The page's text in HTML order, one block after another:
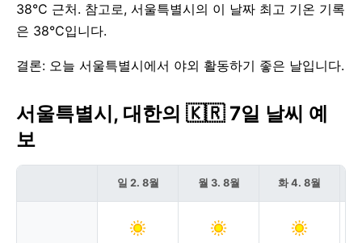
38°C 근처. 참고로, 서울특별시의 이 날짜 최고 기온 기록
은 38°C입니다.
결론: 오늘 서울특별시에서 야외 활동하기 좋은 날입니다.
서울특별시, 대한의 🇰🇷 7일 날씨 예
보
일 2. 8월 월 3. 8월 화 4. 8월